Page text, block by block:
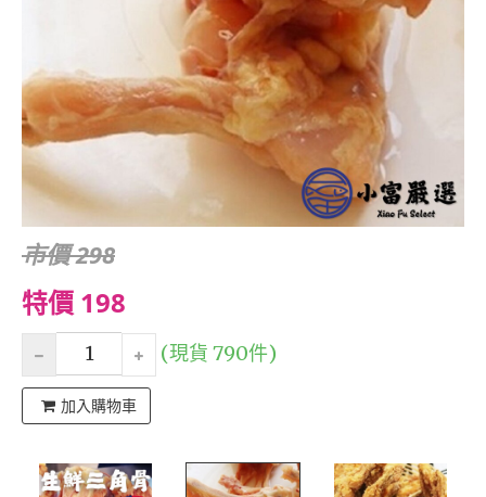
市價 298
特價 198
(現貨 790件)
加入購物車